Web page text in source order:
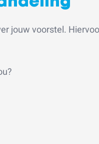
jouw voorstel.